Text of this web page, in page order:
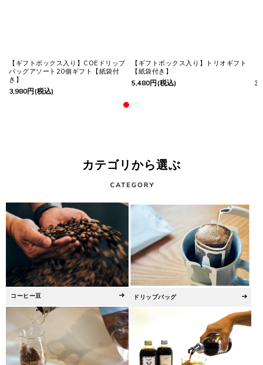
【ギフトボックス入り】COEドリップ
バッグアソート20個ギフト【紙袋付
き】
3,980円(税込)
【ギフトボックス入り】トリオギフト
【紙袋付き】
5,480円(税込)
カテゴリから選ぶ
コーヒー豆 ドリップバッグ